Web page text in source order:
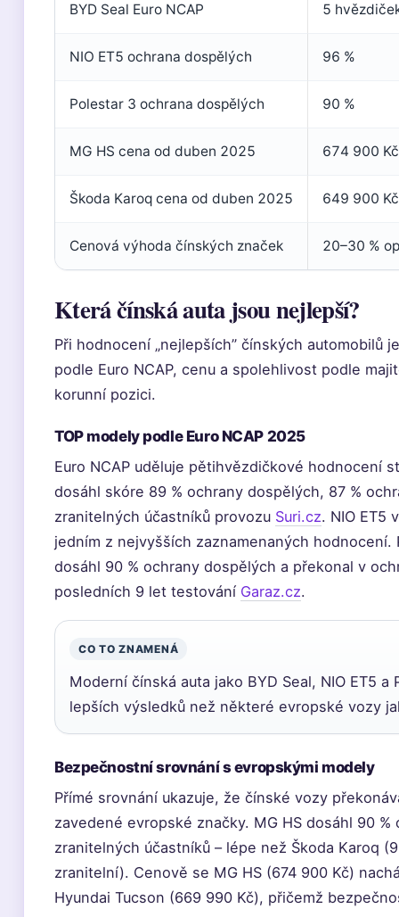
BYD Seal Euro NCAP 5
NIO ET5 ochrana dospělých 96 %
Polestar 3 ochrana dospělých 90 %
MG HS cena od duben 2025 674 900 Kč
Škoda Karoq cena od duben 2025 649 900 Kč
Cenová výhoda čínských značek 20–30 %
Která čínská auta jsou nejlepší?
Při hodnocení „nejlepších” čínských automobilů
podle Euro NCAP, cenu a spolehlivost podle
korunní pozici.
TOP modely podle Euro NCAP 2025
Euro NCAP uděluje pětihvězdičkové hodnocení
dosáhl skóre 89 % ochrany dospělých, 87 %
zranitelných účastníků provozu Suri.cz. NIO ET5
jedním z nejvyšších zaznamenaných
dosáhl 90 % ochrany dospělých a překonal v
posledních 9 let testování Garaz.cz.
CO TO ZNAMENÁ
Moderní čínská auta jako BYD Seal, NIO ET5
lepších výsledků než některé evropské vozy
Bezpečnostní srovnání s evropskými modely
Přímé srovnání ukazuje, že čínské vozy
zavedené evropské značky. MG HS dosáhl 90
zranitelných účastníků – lépe než Škoda Karoq
zranitelní). Cenově se MG HS (674 900 Kč)
Hyundai Tucson (669 990 Kč), přičemž